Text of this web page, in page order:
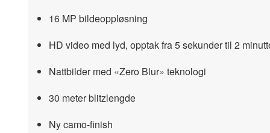
16 MP bildeoppløsning
HD video med lyd, opptak fra 5 sekunder til 2
Nattbilder med «Zero Blur» teknologi
30 meter blitzlengde
Ny camo-finish